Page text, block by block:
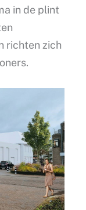
in de plint
richten zich